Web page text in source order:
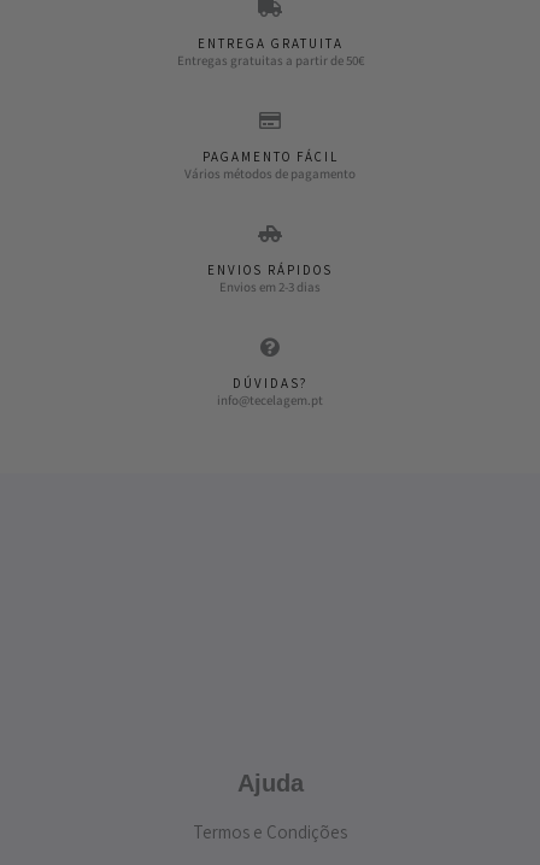
ENTREGA GRATUITA
Entregas gratuitas a partir de 50€
PAGAMENTO FÁCIL
Vários métodos de pagamento
ENVIOS RÁPIDOS
Envios em 2-3 dias
DÚVIDAS?
info@tecelagem.pt
Ajuda
Termos e Condições